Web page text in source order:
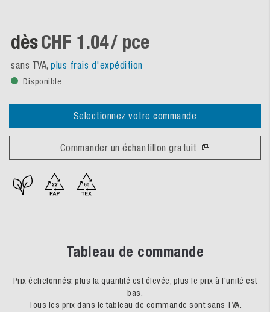
dèsCHF 1.04/ pce
sans TVA, plus frais d'expédition
Disponible
Selectionnez votre commande
Commander un échantillon gratuit
Tableau de commande
Prix échelonnés: plus la quantité est élevée, plus le prix à l'unité est
bas.
Tous les prix dans le tableau de commande sont sans TVA.